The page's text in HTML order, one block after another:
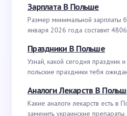
Зарплата В Польше
Размер минимальной зарплаты
января 2026 года составит
Праздники В Польше
Узнай, какой сегодня праздник
польские праздники тебя
Аналоги Лекарств В
Какие аналоги лекарств есть
заменить украинские препараты.